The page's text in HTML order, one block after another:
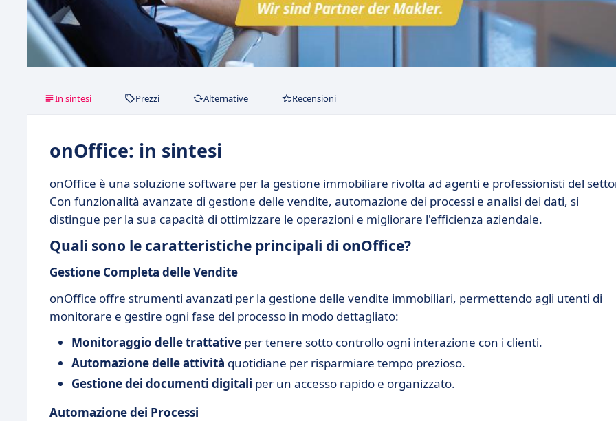
In sintesi Prezzi Alternative Recensioni
onOffice: in sintesi
onOffice è una soluzione software per la gestione immobiliare rivolta ad agenti e professionisti del
Con funzionalità avanzate di gestione delle vendite, automazione dei processi e analisi dei dati, si
distingue per la sua capacità di ottimizzare le operazioni e migliorare l'efficienza aziendale.
Quali sono le caratteristiche principali di onOffice?
Gestione Completa delle Vendite
onOffice offre strumenti avanzati per la gestione delle vendite immobiliari, permettendo agli utenti di
monitorare e gestire ogni fase del processo in modo dettagliato:
Monitoraggio delle trattative per tenere sotto controllo ogni interazione con i clienti.
Automazione delle attività quotidiane per risparmiare tempo prezioso.
Gestione dei documenti digitali per un accesso rapido e organizzato.
Automazione dei Processi